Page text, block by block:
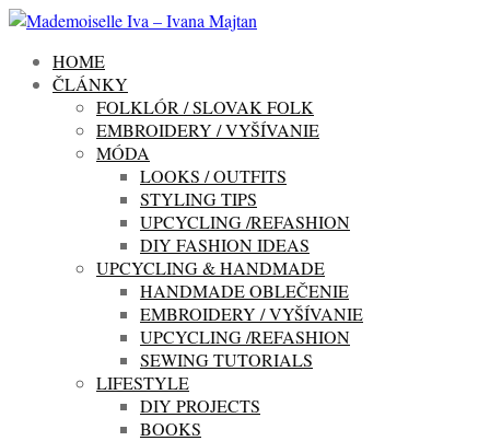
HOME
ČLÁNKY
FOLKLÓR / SLOVAK FOLK
EMBROIDERY / VYŠÍVANIE
MÓDA
LOOKS / OUTFITS
STYLING TIPS
UPCYCLING /REFASHION
DIY FASHION IDEAS
UPCYCLING & HANDMADE
HANDMADE OBLEČENIE
EMBROIDERY / VYŠÍVANIE
UPCYCLING /REFASHION
SEWING TUTORIALS
LIFESTYLE
DIY PROJECTS
BOOKS